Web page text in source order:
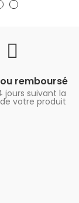
remboursé
jours suivant la
votre produit